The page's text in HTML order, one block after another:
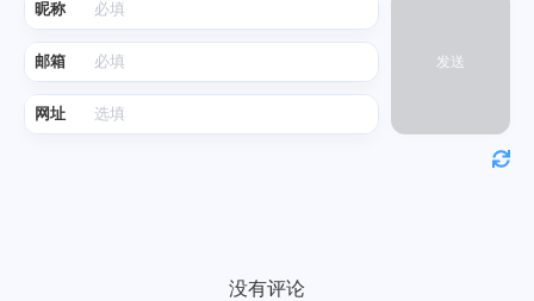
昵称
邮箱
网址
发送
没有评论